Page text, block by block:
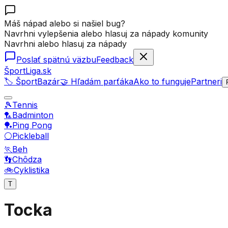
Máš nápad alebo si našiel bug?
Navrhni vylepšenia alebo hlasuj za nápady komunity
Navrhni alebo hlasuj za nápady
Poslať spätnú väzbuFeedback
ŠportLiga.sk
🏷️ ŠportBazár🤝 Hľadám parťákaAko to fungujePartneri
🎾Tennis
🏸Badminton
🏓Ping Pong
⚪Pickleball
🏃Beh
👣Chôdza
🚲Cyklistika
T
Tocka